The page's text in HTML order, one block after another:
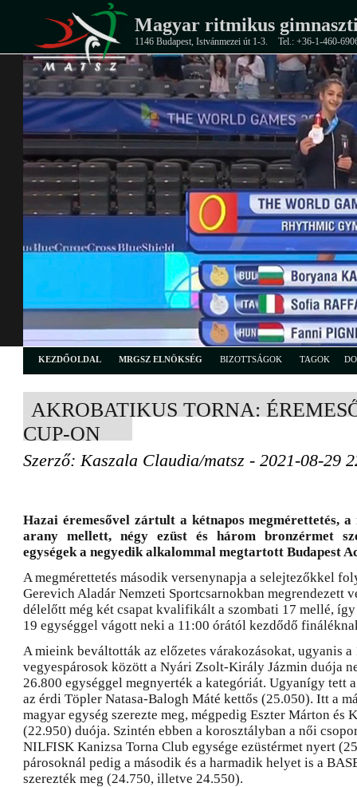
Magyar ritmikus
1146 Budapest, Istvánmezei út 1-3. Tel.: +36-1-460-
KEZDŐOLDAL MRGSZ ELNÖKSÉG BIZOTTSÁGOK TAGOK
AKROBATIKUS TORNA:
CUP-ON
Szerző: Kaszala Claudia/matsz - 2021-08-29
Hazai éremesővel zártult a kétnapos megmérettetés,
arany mellett, négy ezüst és három bronzérmet
egységek a negyedik alkalommal megtartott Budapest
A megmérettetés második versenynapja a selejtezőkkel
Gerevich Aladár Nemzeti Sportcsarnokban megrendezett
délelőtt még két csapat kvalifikált a szombati 17 mellé,
19 egységgel vágott neki a 11:00 órától kezdődő
A mieink beváltották az előzetes várakozásokat, ugyanis a
vegyespárosok között a Nyári Zsolt-Király Jázmin duója
26.800 egységgel megnyerték a kategóriát. Ugyanígy tett
az érdi Töpler Natasa-Balogh Máté kettős (25.050). Itt a
magyar egység szerezte meg, mégpedig Eszter Márton és
(22.950) duója. Szintén ebben a korosztályban a női
NILFISK Kanizsa Torna Club egysége ezüstérmet nyert
párosoknál pedig a második és a harmadik helyet is a
szerezték meg (24.750, illetve 24.550).